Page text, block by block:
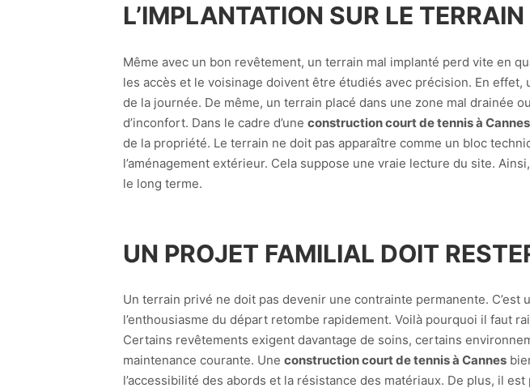
L’IMPLANTATION SUR LE
Même avec un bon revêtement, un terrain mal implanté perd vite en
les accès et le voisinage doivent être étudiés avec précision. En
de la journée. De même, un terrain placé dans une zone mal drainée
d’inconfort. Dans le cadre d’une construction court de tennis à Cannes
de la propriété. Le terrain ne doit pas apparaître comme un bloc
l’aménagement extérieur. Cela suppose une vraie lecture du site.
le long terme.
UN PROJET FAMILIAL DOIT
Un terrain privé ne doit pas devenir une contrainte permanente.
l’enthousiasme du départ retombe rapidement. Voilà pourquoi il faut
Certains revêtements exigent davantage de soins, certains
maintenance courante. Une construction court de tennis à Cannes
l’accessibilité des abords et la résistance des matériaux. De plus, il